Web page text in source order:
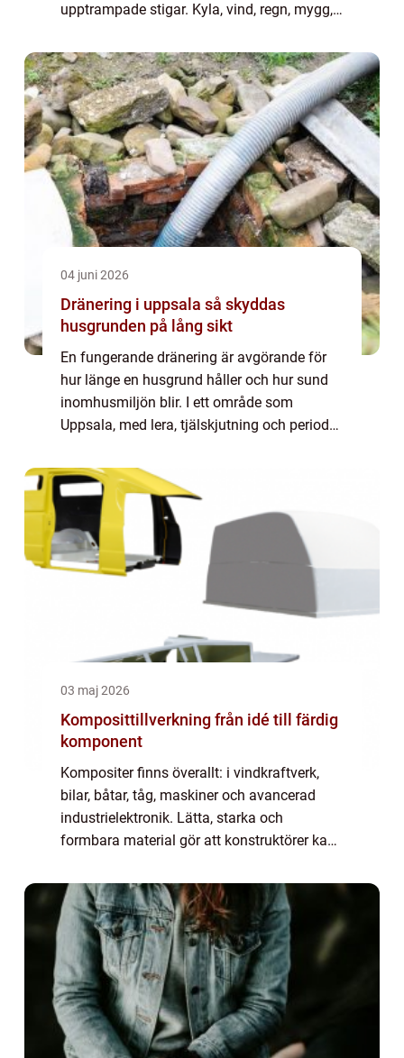
upptrampade stigar. Kyla, vind, regn, mygg,
04 juni 2026
Dränering i uppsala så skyddas
husgrunden på lång sikt
En fungerande dränering är avgörande för
hur länge en husgrund håller och hur sund
inomhusmiljön blir. I ett område som
Uppsala, med lera, tjälskjutning och perioder
Fuktskador, lukt från källaren och flagnande
...
03 maj 2026
Komposittillverkning från idé till färdig
komponent
Kompositer finns överallt: i vindkraftverk,
bilar, båtar, tåg, maskiner och avancerad
industrielektronik. Lätta, starka och
formbara material gör att konstruktörer kan
har svårt att matcha. Samtidigt kräver
Komp...